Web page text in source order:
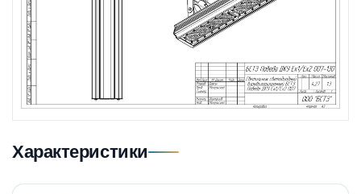
Характеристики